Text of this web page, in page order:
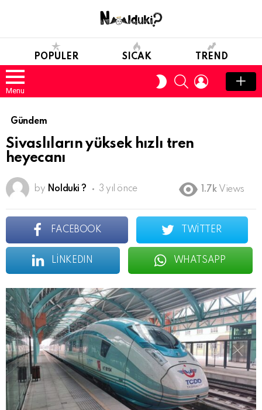
POPULER SICAK TREND
Menu
SWITCH
SKIN
SEARCHLOGIN
Gündem
Sivaslıların yüksek hızlı tren
heyecanı
by Nolduki ? 3 yıl önce 1.7k Views
FACEBOOK TWITTER
LINKEDIN WHATSAPP